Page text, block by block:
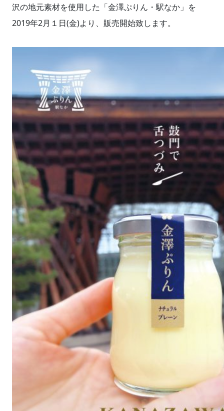
沢の地元素材を使用した「金澤ぷりん・駅なか」を
2019年2月１日(金)より、販売開始致します。